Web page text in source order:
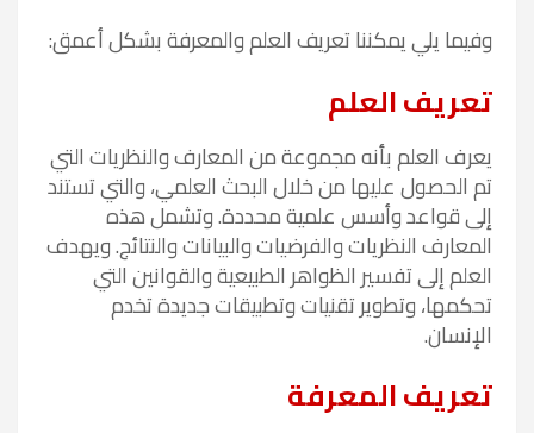
وفيما يلي يمكننا تعريف العلم والمعرفة بشكل أعمق:
تعريف العلم
يعرف العلم بأنه مجموعة من المعارف والنظريات التي
تم الحصول عليها من خلال البحث العلمي، والتي تستند
إلى قواعد وأسس علمية محددة. وتشمل هذه
المعارف النظريات والفرضيات والبيانات والنتائج. ويهدف
العلم إلى تفسير الظواهر الطبيعية والقوانين التي
تحكمها، وتطوير تقنيات وتطبيقات جديدة تخدم
الإنسان.
تعريف المعرفة